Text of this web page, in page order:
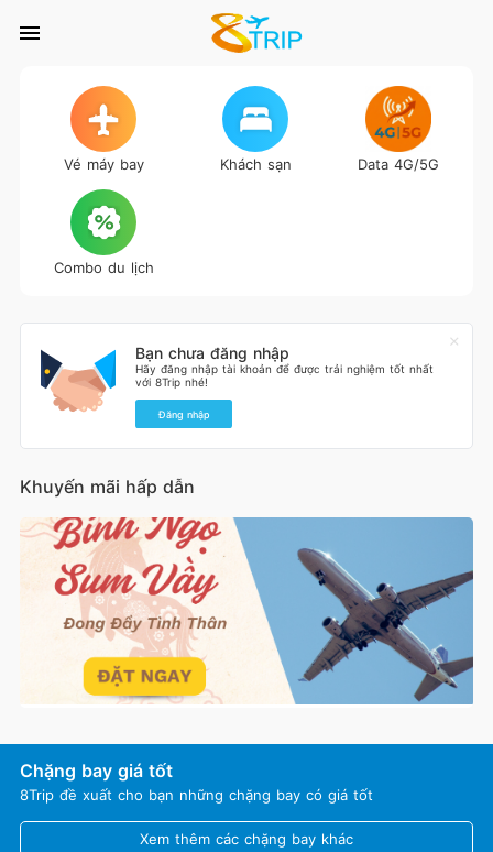
Vé máy bay Khách sạn Data 4G/5G
Combo du lịch
Bạn chưa đăng nhập
Hãy đăng nhập tài khoản để được trải nghiệm tốt nhất
với 8Trip nhé!
Đăng nhập
Khuyến mãi hấp dẫn
Chặng bay giá tốt
8Trip đề xuất cho bạn những chặng bay có giá tốt
Xem thêm các chặng bay khác